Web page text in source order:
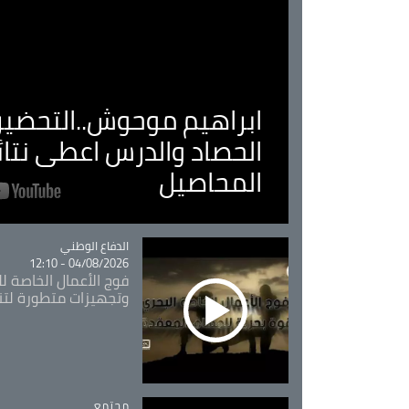
ابراهيم
الحصاد والدرس اعطى
المحاصيل
Catégorie
الدفاع الوطني
04/08/2026 - 12:10
فوج الأعمال الخاصة
وتجهيزات متطورة